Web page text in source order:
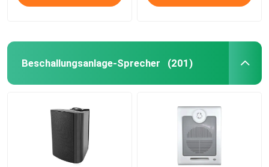
Beschallungsanlage-Sprecher (201)